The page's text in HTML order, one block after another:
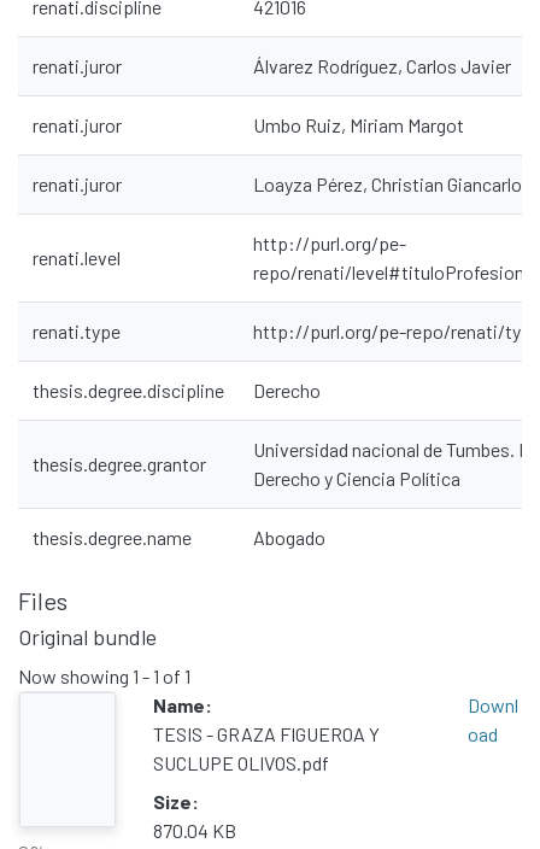
Communities & Collections
All of DSpace
Statistics
Políticas
renati.discipline 421016
renati.juror Álvarez Rodríguez, Carlos Javier
renati.juror Umbo Ruiz, Miriam Margot
renati.juror Loayza Pérez, Christian Giancarlo
renati.level
http://purl.org/pe-
repo/renati/level#tituloProfesional
renati.type http://purl.org/pe-repo/renati/
thesis.degree.discipline Derecho
thesis.degree.grantor
Universidad nacional de Tumbes.
Derecho y Ciencia Política
thesis.degree.name Abogado
Files
Original bundle
Now showing 1 - 1 of 1
Name:
TESIS - GRAZA FIGUEROA Y
SUCLUPE OLIVOS.pdf
Size:
870.04 KB
Downl
oad